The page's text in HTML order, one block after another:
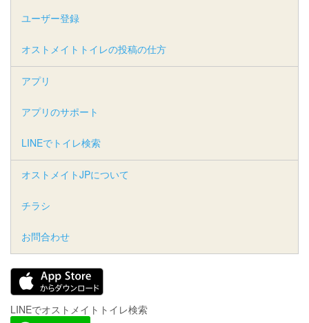
ユーザー登録
オストメイトトイレの投稿の仕方
アプリ
アプリのサポート
LINEでトイレ検索
オストメイトJPについて
チラシ
お問合わせ
LINEでオストメイトトイレ検索